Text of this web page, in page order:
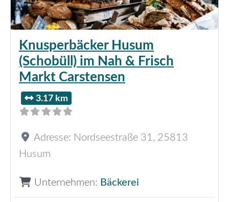
Knusperbäcker Husum
(Schobüll) im Nah & Frisch
Markt Carstensen
3.17 km
Adresse: Nordseestraße 31, 25813
Husum
Unternehmen: Bäckerei